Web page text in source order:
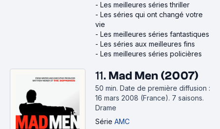
- Les meilleures séries thriller
- Les séries qui ont changé votre
vie
- Les meilleures séries fantastiques
- Les séries aux meilleures fins
- Les meilleures séries policières
11. Mad Men (2007)
50 min. Date de première diffusion :
16 mars 2008 (France). 7 saisons.
Drame
Série AMC